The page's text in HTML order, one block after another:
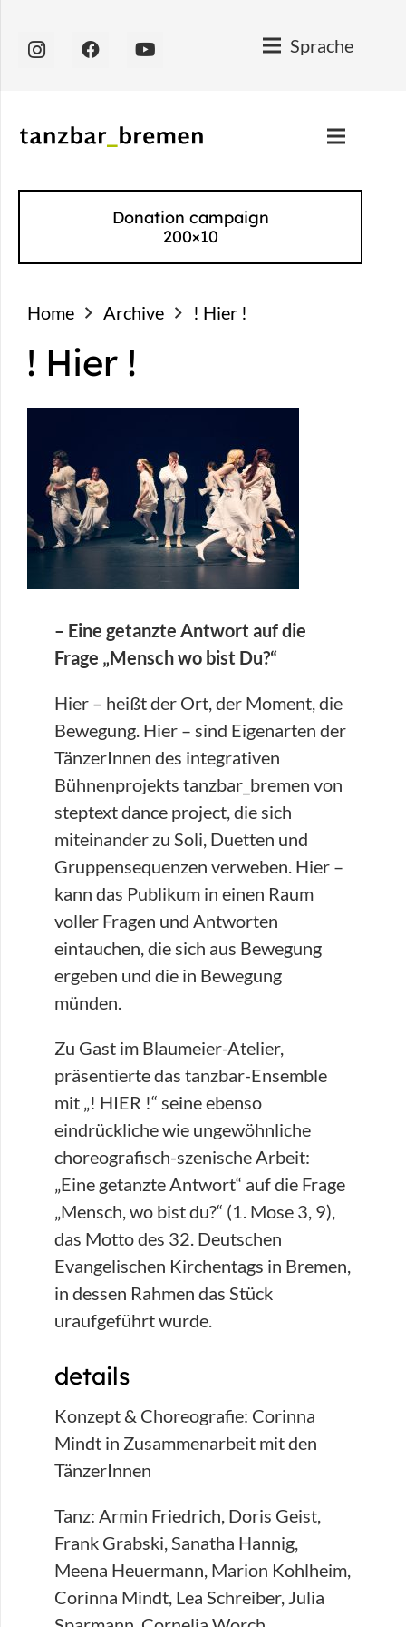
Sprache
Donation campaign
200×10
Home Archive ! Hier !
! Hier !
– Eine getanzte Antwort auf die
Frage „Mensch wo bist Du?“
Hier – heißt der Ort, der Moment, die
Bewegung. Hier – sind Eigenarten der
TänzerInnen des integrativen
Bühnenprojekts tanzbar_bremen von
steptext dance project, die sich
miteinander zu Soli, Duetten und
Gruppensequenzen verweben. Hier –
kann das Publikum in einen Raum
voller Fragen und Antworten
eintauchen, die sich aus Bewegung
ergeben und die in Bewegung
münden.
Zu Gast im Blaumeier-Atelier,
präsentierte das tanzbar-Ensemble
mit „! HIER !“ seine ebenso
eindrückliche wie ungewöhnliche
choreografisch-szenische Arbeit:
„Eine getanzte Antwort“ auf die Frage
„Mensch, wo bist du?“ (1. Mose 3, 9),
das Motto des 32. Deutschen
Evangelischen Kirchentags in Bremen,
in dessen Rahmen das Stück
uraufgeführt wurde.
details
Konzept & Choreografie: Corinna
Mindt in Zusammenarbeit mit den
TänzerInnen
Tanz: Armin Friedrich, Doris Geist,
Frank Grabski, Sanatha Hannig,
Meena Heuermann, Marion Kohlheim,
Corinna Mindt, Lea Schreiber, Julia